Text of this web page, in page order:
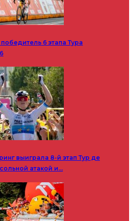
6 этапа Тура
выиграла 8-й этап Тур де
атакой и…